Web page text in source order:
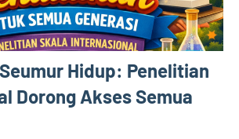
Hidup: Penelitian
Dorong Akses Semua